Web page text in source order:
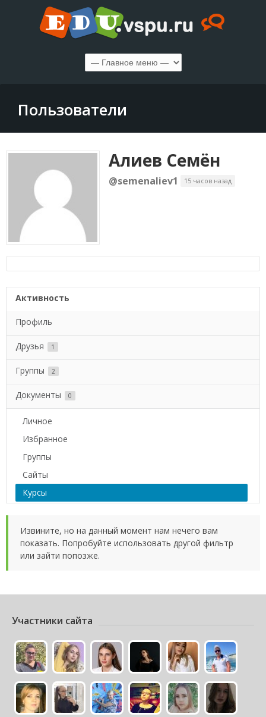
Пользователи
Алиев Семён
@semenaliev1 15 часов назад
Активность
Профиль
Друзья 1
Группы 2
Документы 0
Личное
Избранное
Группы
Сайты
Курсы
Извините, но на данный момент нам нечего вам
показать. Попробуйте использовать другой фильтр
или зайти попозже.
Участники сайта